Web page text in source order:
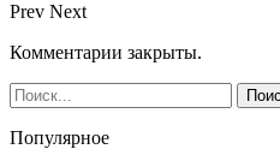
Prev Next
Комментарии закрыты.
Популярное